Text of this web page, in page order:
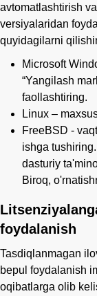
avtomatlashtirish
versiyalaridan
quyidagilarni
Microsoft
“Yangilash
faollashtiring.
Linux –
FreeBSD -
ishga
dasturiy
Biroq,
foydalanish
Tasdiqlanmagan
bepul foydalanish
oqibatlarga olib